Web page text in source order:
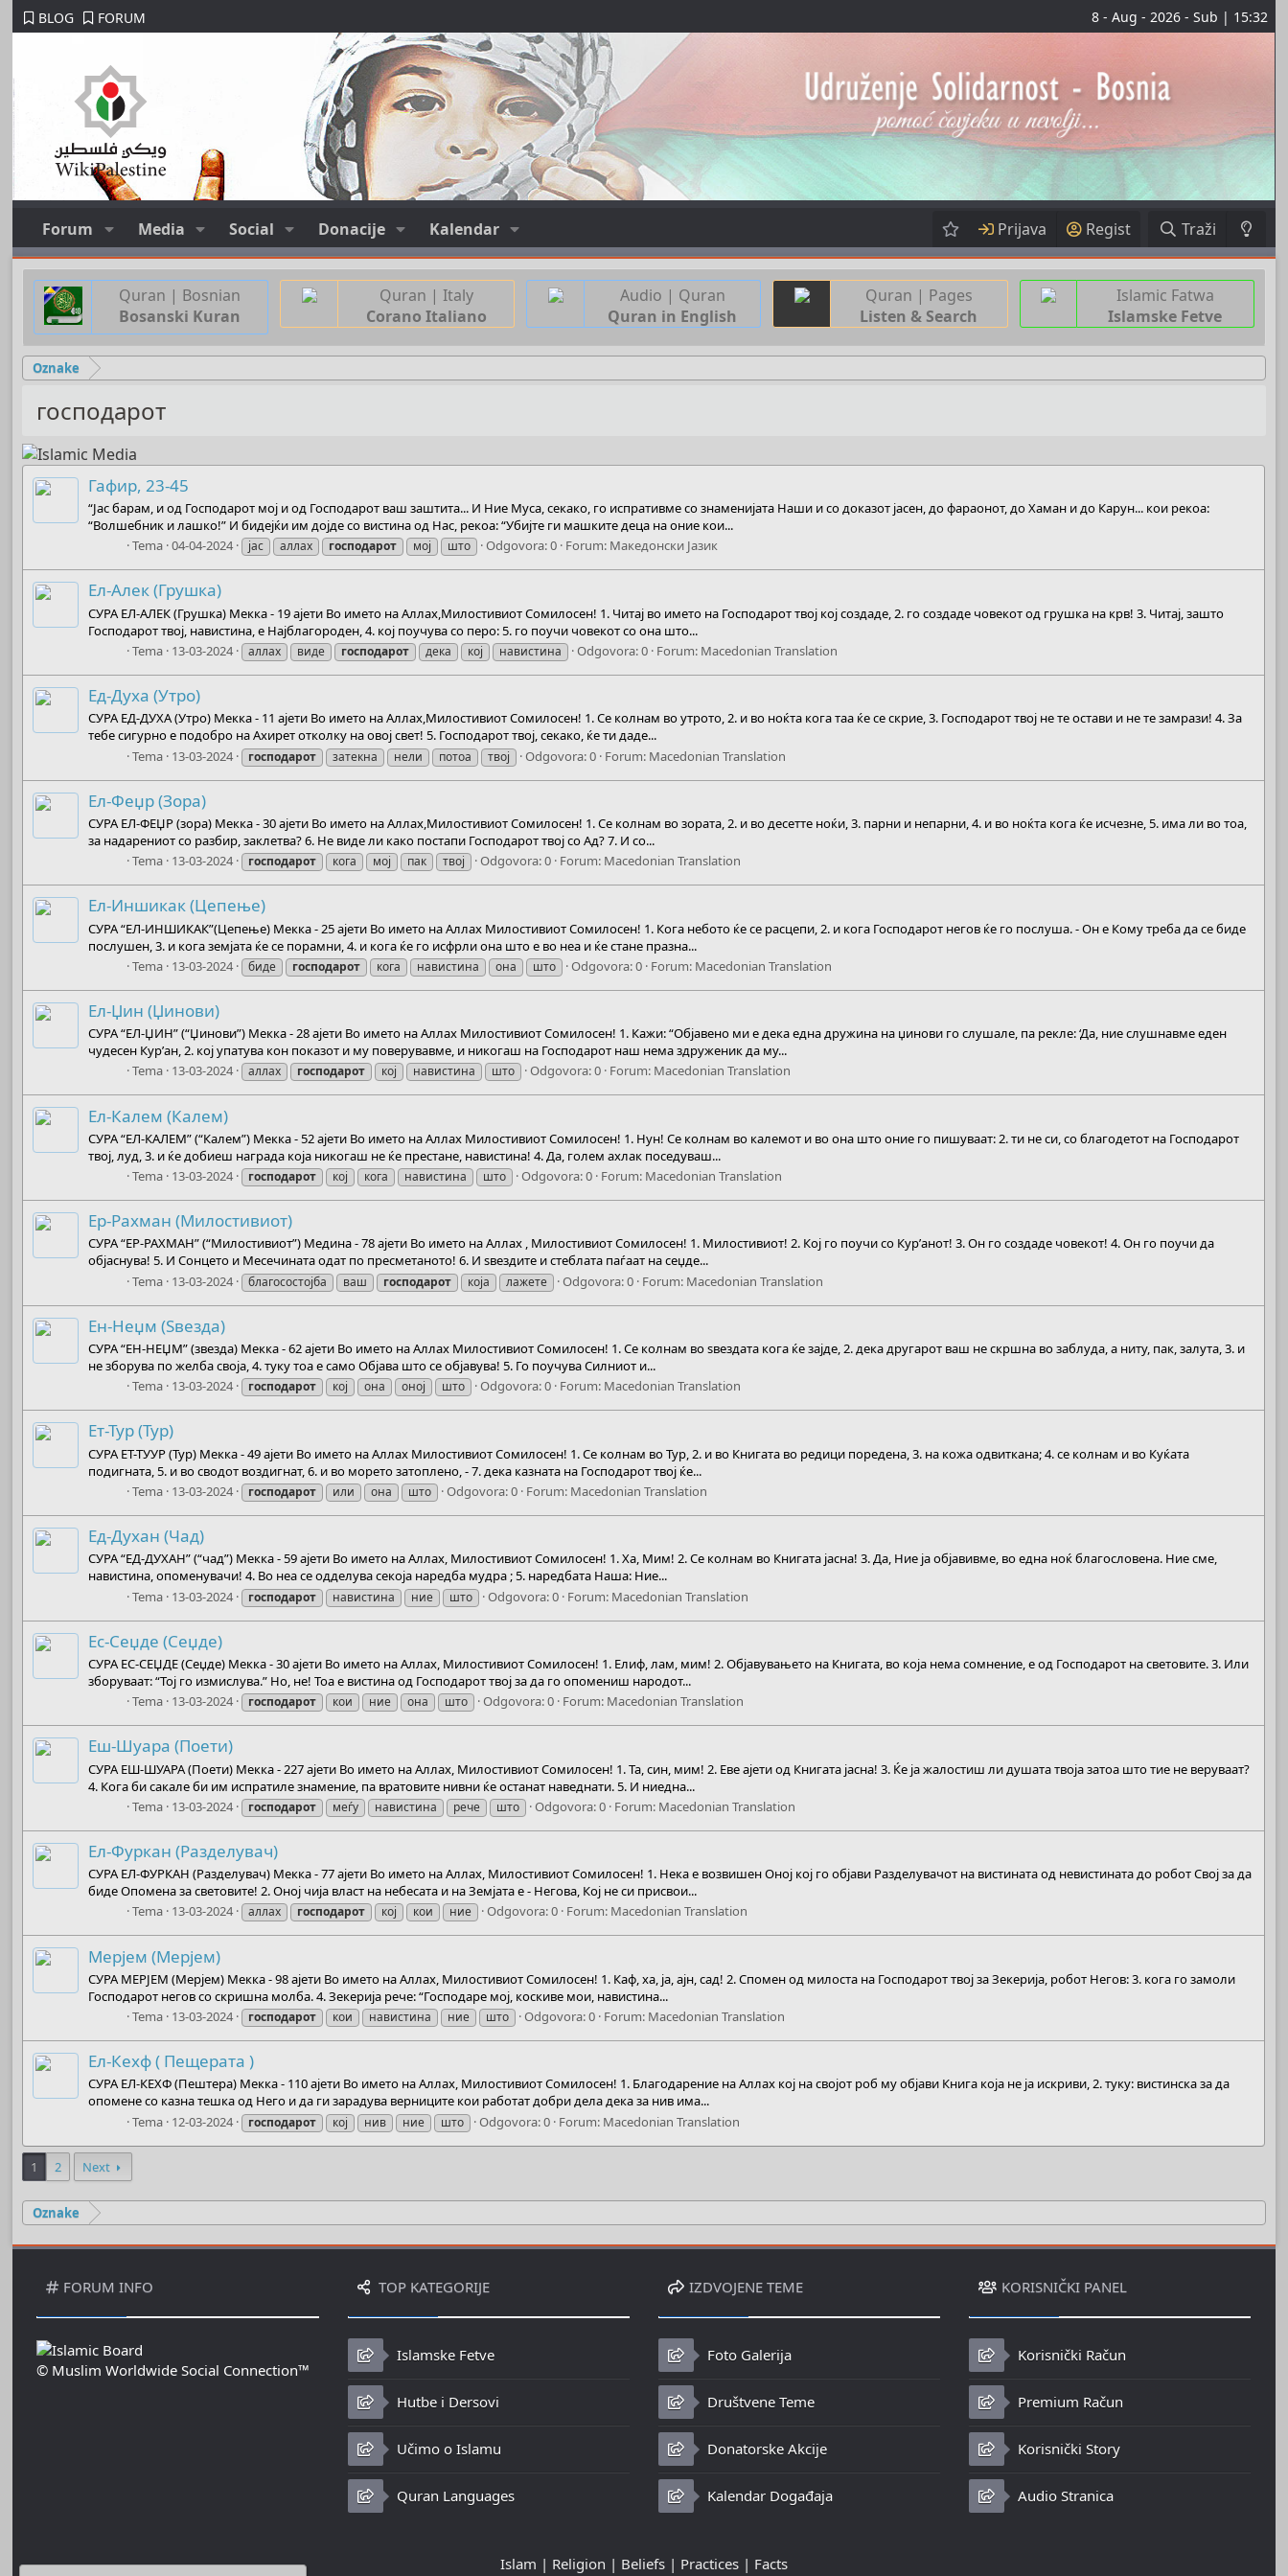
BLOG FORUM 8 - Aug - 2026 - Sub | 15:32
Forum Media Social Donacije Kalendar Prijava Regist Traži
Quran | Bosnian
Bosanski Kuran
Quran | Italy
Corano Italiano
Audio | Quran
Quran in English
Quran | Pages
Listen & Search
Islamic Fatwa
Islamske Fetve
Oznake
господарот
Гафир, 23-45
“Јас барам, и од Господарот мој и од Господарот ваш заштита... И Ние Муса, секако, го испративме со знаменијата Наши и со доказот јасен, до фараонот, до Хаман и до Карун... кои рекоа:
“Волшебник и лашко!” И бидејќи им дојде со вистина од Нас, рекоа: “Убијте ги машките деца на оние кои...
Tema 04-04-2024 јас аллах господарот мој што Odgovora: 0 Forum: Македонски Jазик
Ел-Алек (Грушка)
СУРА ЕЛ-АЛЕК (Грушка) Мекка - 19 ајети Во името на Аллах,Милостивиот Сомилосен! 1. Читај во името на Господарот твој кој создаде, 2. го создаде човекот од грушка на крв! 3. Читај, зашто
Господарот твој, навистина, е Најблагороден, 4. кој поучува со перо: 5. го поучи човекот со она што...
Tema 13-03-2024 аллах виде господарот дека кој навистина Odgovora: 0 Forum: Macedonian Translation
Ед-Духа (Утро)
СУРА ЕД-ДУХА (Утро) Мекка - 11 ајети Во името на Аллах,Милостивиот Сомилосен! 1. Се колнам во утрото, 2. и во ноќта кога таа ќе се скрие, 3. Господарот твој не те остави и не те замрази! 4. За
тебе сигурно е подобро на Ахирет отколку на овој свет! 5. Господарот твој, секако, ќе ти даде...
Tema 13-03-2024 господарот затекна нели потоа твој Odgovora: 0 Forum: Macedonian Translation
Ел-Феџр (Зора)
СУРА ЕЛ-ФЕЏР (зора) Мекка - 30 ајети Во името на Аллах,Милостивиот Сомилосен! 1. Се колнам во зората, 2. и во десетте ноќи, 3. парни и непарни, 4. и во ноќта кога ќе исчезне, 5. има ли во тоа,
за надарениот со разбир, заклетва? 6. Не виде ли како постапи Господарот твој со Ад? 7. И со...
Tema 13-03-2024 господарот кога мој пак твој Odgovora: 0 Forum: Macedonian Translation
Ел-Иншикак (Цепење)
СУРА “ЕЛ-ИНШИКАК”(Цепење) Мекка - 25 ајети Во името на Аллах Милостивиот Сомилосен! 1. Кога небото ќе се расцепи, 2. и кога Господарот негов ќе го послуша. - Он е Кому треба да се биде
послушен, 3. и кога земјата ќе се порамни, 4. и кога ќе го исфрли она што е во неа и ќе стане празна...
Tema 13-03-2024 биде господарот кога навистина она што Odgovora: 0 Forum: Macedonian Translation
Ел-Џин (Џинови)
СУРА “ЕЛ-ЏИН” (“Џинови”) Мекка - 28 ајети Во името на Аллах Милостивиот Сомилосен! 1. Кажи: “Објавено ми е дека една дружина на џинови го слушале, па рекле: ‘Да, ние слушнавме еден
чудесен Кур’ан, 2. кој упатува кон показот и му поверувавме, и никогаш на Господарот наш нема здруженик да му...
Tema 13-03-2024 аллах господарот кој навистина што Odgovora: 0 Forum: Macedonian Translation
Ел-Калем (Калем)
СУРА “ЕЛ-КАЛЕМ” (“Калем”) Мекка - 52 ајети Во името на Аллах Милостивиот Сомилосен! 1. Нун! Се колнам во калемот и во она што оние го пишуваат: 2. ти не си, со благодетот на Господарот
твој, луд, 3. и ќе добиеш награда која никогаш не ќе престане, навистина! 4. Да, голем ахлак поседуваш...
Tema 13-03-2024 господарот кој кога навистина што Odgovora: 0 Forum: Macedonian Translation
Ер-Рахман (Милостивиот)
СУРА “ЕР-РАХМАН” (“Милостивиот”) Медина - 78 ајети Во името на Аллах , Милостивиот Сомилосен! 1. Милостивиот! 2. Кој го поучи со Кур’анот! 3. Он го создаде човекот! 4. Он го поучи да
објаснува! 5. И Сонцето и Месечината одат по пресметаното! 6. И ѕвездите и стеблата паѓаат на сеџде...
Tema 13-03-2024 благосостојба ваш господарот која лажете Odgovora: 0 Forum: Macedonian Translation
Ен-Неџм (Ѕвезда)
СУРА “ЕН-НЕЏМ” (звезда) Мекка - 62 ајети Во името на Аллах Милостивиот Сомилосен! 1. Се колнам во ѕвездата кога ќе зајде, 2. дека другарот ваш не скршна во заблуда, а ниту, пак, залута, 3. и
не зборува по желба своја, 4. туку тоа е само Објава што се објавува! 5. Го поучува Силниот и...
Tema 13-03-2024 господарот кој она оној што Odgovora: 0 Forum: Macedonian Translation
Ет-Тур (Тур)
СУРА ЕТ-ТУУР (Тур) Мекка - 49 ајети Во името на Аллах Милостивиот Сомилосен! 1. Се колнам во Тур, 2. и во Книгата во редици поредена, 3. на кожа одвиткана; 4. се колнам и во Куќата
подигната, 5. и во сводот воздигнат, 6. и во морето затоплено, - 7. дека казната на Господарот твој ќе...
Tema 13-03-2024 господарот или она што Odgovora: 0 Forum: Macedonian Translation
Ед-Духан (Чад)
СУРА “ЕД-ДУХАН” (“чад”) Мекка - 59 ајети Во името на Аллах, Милостивиот Сомилосен! 1. Ха, Мим! 2. Се колнам во Книгата јасна! 3. Да, Ние ја објавивме, во една ноќ благословена. Ние сме,
навистина, опоменувачи! 4. Во неа се одделува секоја наредба мудра ; 5. наредбата Наша: Ние...
Tema 13-03-2024 господарот навистина ние што Odgovora: 0 Forum: Macedonian Translation
Ес-Сеџде (Сеџде)
СУРА ЕС-СЕЏДЕ (Сеџде) Мекка - 30 ајети Во името на Аллах, Милостивиот Сомилосен! 1. Елиф, лам, мим! 2. Објавувањето на Книгата, во која нема сомнение, е од Господарот на световите. 3. Или
зборуваат: “Тој го измислува.” Но, не! Тоа е вистина од Господарот твој за да го опомениш народот...
Tema 13-03-2024 господарот кои ние она што Odgovora: 0 Forum: Macedonian Translation
Еш-Шуара (Поети)
СУРА ЕШ-ШУАРА (Поети) Мекка - 227 ајети Во името на Аллах, Милостивиот Сомилосен! 1. Та, син, мим! 2. Еве ајети од Книгата јасна! 3. Ќе ја жалостиш ли душата твоја затоа што тие не веруваат?
4. Кога би сакале би им испратиле знамение, па вратовите нивни ќе останат наведнати. 5. И ниедна...
Tema 13-03-2024 господарот меѓу навистина рече што Odgovora: 0 Forum: Macedonian Translation
Ел-Фуркан (Разделувач)
СУРА ЕЛ-ФУРКАН (Разделувач) Мекка - 77 ајети Во името на Аллах, Милостивиот Сомилосен! 1. Нека е возвишен Оној кој го објави Разделувачот на вистината од невистината до робот Свој за да
биде Опомена за световите! 2. Оној чија власт на небесата и на Земјата е - Негова, Кој не си присвои...
Tema 13-03-2024 аллах господарот кој кои ние Odgovora: 0 Forum: Macedonian Translation
Мерјем (Мерјем)
СУРА МЕРЈЕМ (Мерјем) Мекка - 98 ајети Во името на Аллах, Милостивиот Сомилосен! 1. Каф, ха, ја, ајн, сад! 2. Спомен од милоста на Господарот твој за Зекерија, робот Негов: 3. кога го замоли
Господарот негов со скришна молба. 4. Зекерија рече: “Господаре мој, коскиве мои, навистина...
Tema 13-03-2024 господарот кои навистина ние што Odgovora: 0 Forum: Macedonian Translation
Ел-Кехф ( Пещерата )
СУРА ЕЛ-КЕХФ (Пештера) Мекка - 110 ајети Во името на Аллах, Милостивиот Сомилосен! 1. Благодарение на Аллах кој на својот роб му објави Книга која не ја искриви, 2. туку: вистинска за да
опомене со казна тешка од Него и да ги зарадува верниците кои работат добри дела дека за нив има...
Tema 12-03-2024 господарот кој нив ние што Odgovora: 0 Forum: Macedonian Translation
1 2 Next
Oznake
FORUM INFO
© Muslim Worldwide Social Connection™
TOP KATEGORIJE
Islamske Fetve
Hutbe i Dersovi
Učimo o Islamu
Quran Languages
IZDVOJENE TEME
Foto Galerija
Društvene Teme
Donatorske Akcije
Kalendar Događaja
KORISNIČKI PANEL
Korisnički Račun
Premium Račun
Korisnički Story
Audio Stranica
Islam | Religion | Beliefs | Practices | Facts